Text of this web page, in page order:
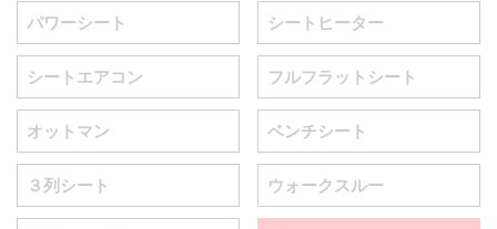
パワーシート シートヒーター
シートエアコン フルフラットシート
オットマン ベンチシート
３列シート ウォークスルー